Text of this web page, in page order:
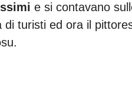
e si contavano
di turisti ed ora il